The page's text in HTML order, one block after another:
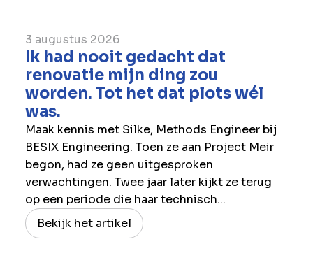
3 augustus 2026
Ik had nooit gedacht dat
renovatie mijn ding zou
worden. Tot het dat plots wél
was.
Maak kennis met Silke, Methods Engineer bij
BESIX Engineering. Toen ze aan Project Meir
begon, had ze geen uitgesproken
verwachtingen. Twee jaar later kijkt ze terug
op een periode die haar technisch...
Bekijk het artikel